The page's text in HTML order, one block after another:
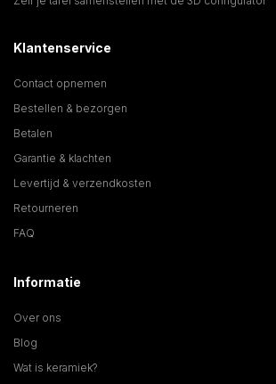
Klantenservice
Contact opnemen
Bestellen & bezorgen
Betalen
Garantie & klachten
Levertijd & verzendkosten
Retourneren
FAQ
Informatie
Over ons
Blog
Wat is keramiek?